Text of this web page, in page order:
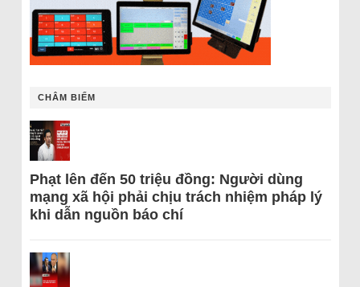
CHÂM BIẾM
Phạt lên đến 50 triệu đồng: Người dùng
mạng xã hội phải chịu trách nhiệm pháp lý
khi dẫn nguồn báo chí